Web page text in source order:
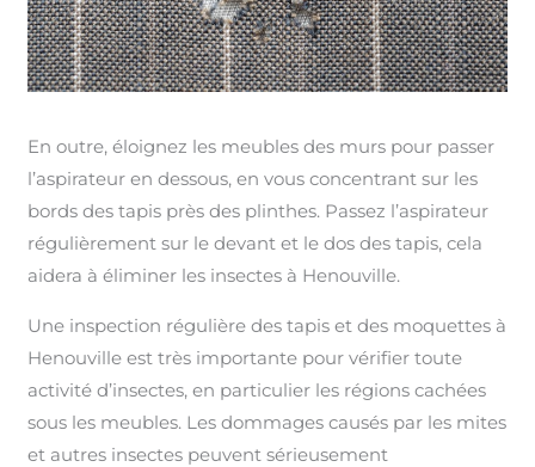
En outre, éloignez les meubles des murs pour passer
l’aspirateur en dessous, en vous concentrant sur les
bords des tapis près des plinthes. Passez l’aspirateur
régulièrement sur le devant et le dos des tapis, cela
aidera à éliminer les insectes à Henouville.
Une inspection régulière des tapis et des moquettes à
Henouville est très importante pour vérifier toute
activité d’insectes, en particulier les régions cachées
sous les meubles. Les dommages causés par les mites
et autres insectes peuvent sérieusement